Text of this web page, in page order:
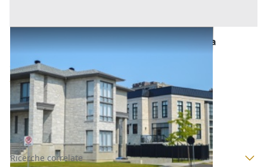
Abitazione di Tipo Civile all'asta a Provincia
sconosciuta
Masi (Padova)
Offerta minima
24.975 € 33.300 €
Codice asta:
7135e577
Asta chiusa
Ricerche correlate